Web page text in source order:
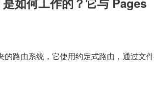
路由系统，它使用约定式路由，通过文